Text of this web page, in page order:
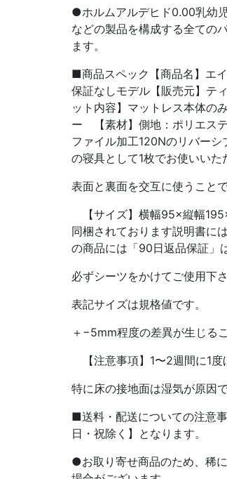
●ホルムアルデヒド0.00乳幼
などの製品を構成する全ての
ます。
■商品スペック【商品名】エ
保証なしモデル【販売元】
ット内容】マットレス本体の
ー 【素材】側地：ポリエス
ファイル加工120Nのリバー
の寝具として1枚でお使いいた
表面と裏面を交互に使うこと
【サイズ】横幅95×縦幅
同梱されております説明書に
の商品には「90日返品保証」
必ずシーツをかけてご使用下さ
表記サイズは規格値です。
＋−5mm程度の差異が生じる
【注意事項】1〜2週間に1度
特に床の接地面は湿気が原因
■送料・配送についての注意
日・祝除く】となります。
●お取り寄せ商品のため、稀